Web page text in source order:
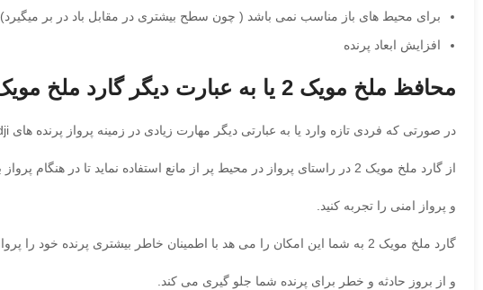
برای محیط های باز مناسب نمی باشد ( چون سطح بیشتری در مقابل باد در بر میگیرد)
افزایش ابعاد پرنده
محافظ ملخ مویک 2 یا به عبارت دیگر گارد ملخ مویک 2
در صورتی که فردی تازه وارد یا به عبارتی دیگر مهارت زیادی در زمینه پرواز پرنده های dji را ندارید توصیه می شود
از گارد ملخ مویک 2 در راستای پرواز در محیط پر از مانع استفاده نماید تا در هنگام پرواز به پرنده شما آسیبی وارد نگردد.
و پرواز امنی را تجربه کنید.
گارد ملخ مویک 2 به شما این امکان را می هد با اطمینان خاطر بیشتری پرنده خود را پرواز دهید
و از بروز حادثه و خطر برای پرنده شما جلو گیری می کند.